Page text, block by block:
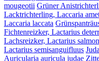
mougeotii Grüner
Lacktrichterling, Laccaria
Laccaria laccata
Fichtenreizker, Lactarius
Lachsreizker, Lactarius
Lactarius semisanguifluus
Auricularia auricula judae